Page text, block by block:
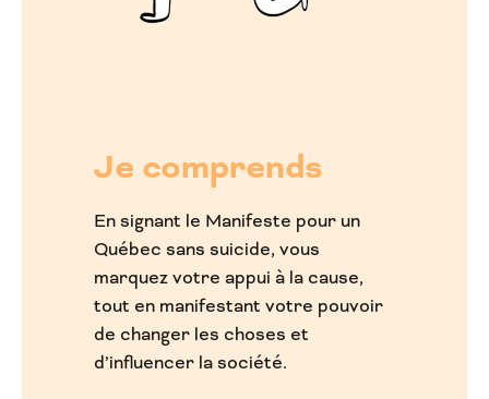
Je comprends
En signant le Manifeste pour un
Québec sans suicide, vous
marquez votre appui à la cause,
tout en manifestant votre pouvoir
de changer les choses et
d’influencer la société.